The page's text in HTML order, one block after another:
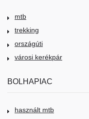
mtb
trekking
országúti
városi kerékpár
BOLHAPIAC
használt mtb